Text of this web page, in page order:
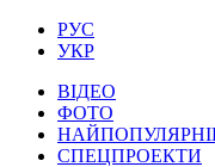
РУС
УКР
ВІДЕО
ФОТО
СПЕЦПРОЕКТИ